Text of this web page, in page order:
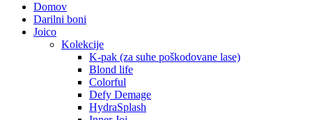
Domov
Darilni boni
Joico
Kolekcije
K-pak (za suhe poškodovane lase)
Blond life
Colorful
Defy Demage
HydraSplash